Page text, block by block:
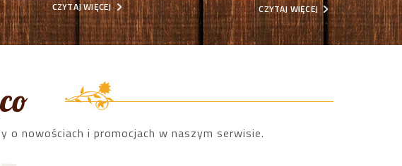
CZYTAJ WIĘCEJ CZYTAJ WIĘCEJ
nowościach i promocjach w naszym serwisie.